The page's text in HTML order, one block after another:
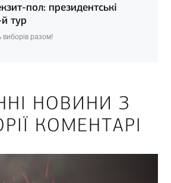
пол: президентські
тур
виборів разом!
НОВИНИ З
КОМЕНТАРІ